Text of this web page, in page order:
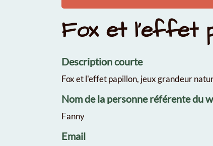
Fox et l'effet
Description courte
Fox et l'effet papillon, jeux grandeur
Nom de la personne référente du
Fanny
Email